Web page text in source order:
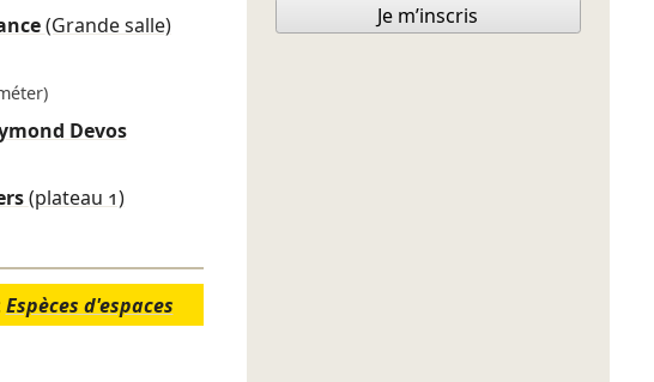
(Grande salle)
Devos
(plateau 1)
Espèces d'espaces
Je m’inscris